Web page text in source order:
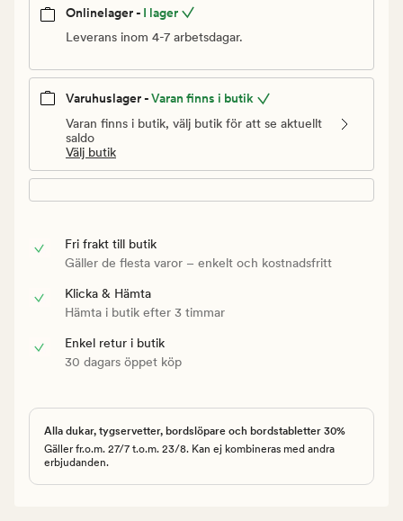
Onlinelager - I lager
Leverans inom 4-7 arbetsdagar.
Varuhuslager -Varan finns i butik
Varan finns i butik, välj butik för att se aktuellt
saldo
Välj butik
Fri frakt till butik
Gäller de flesta varor – enkelt och kostnadsfritt
Klicka & Hämta
Hämta i butik efter 3 timmar
Enkel retur i butik
30 dagars öppet köp
Alla dukar, tygservetter, bordslöpare och bordstabletter 30%
Gäller fr.o.m. 27/7 t.o.m. 23/8. Kan ej kombineras med andra
erbjudanden.